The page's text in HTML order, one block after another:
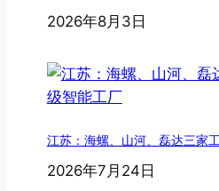
2026年8月3日
江苏：海螺、山河、磊达三家
2026年7月24日